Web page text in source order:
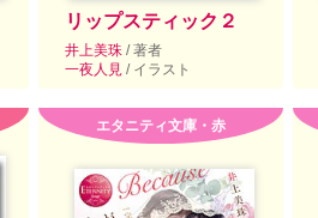
リップスティック２
井上美珠 / 著者
一夜人見 / イラスト
エタニティ文庫・赤